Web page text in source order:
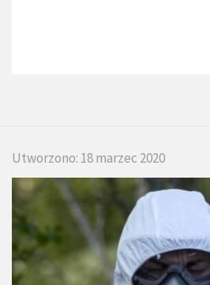
Utworzono: 18 marzec 2020